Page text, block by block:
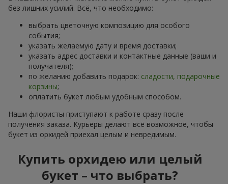
без лишних усилий. Всё, что необходимо:
выбрать цветочную композицию для особого
события;
указать желаемую дату и время доставки;
указать адрес доставки и контактные данные (ваши и
получателя);
по желанию добавить подарок: сладости, подарочные
корзины;
оплатить букет любым удобным способом.
Наши флористы приступают к работе сразу после
получения заказа. Курьеры делают всё возможное, чтобы
букет из орхидей приехал целым и невредимым.
Купить орхидею или целый
букет – что выбрать?